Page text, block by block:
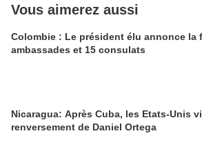
Vous aimerez aussi
Colombie : Le président élu annonce la
ambassades et 15 consulats
Nicaragua: Après Cuba, les Etats-Unis
renversement de Daniel Ortega